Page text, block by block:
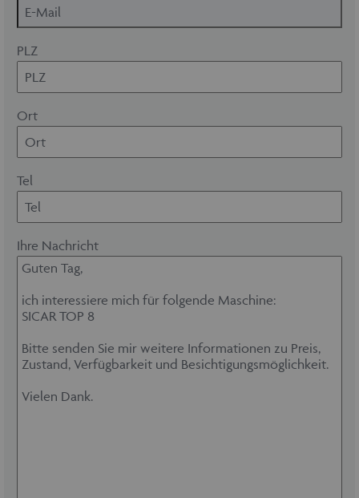
PLZ
Ort
Tel
Ihre Nachricht